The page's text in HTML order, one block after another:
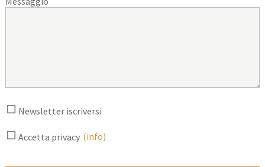
Newsletter iscriversi
Accetta privacy (info)